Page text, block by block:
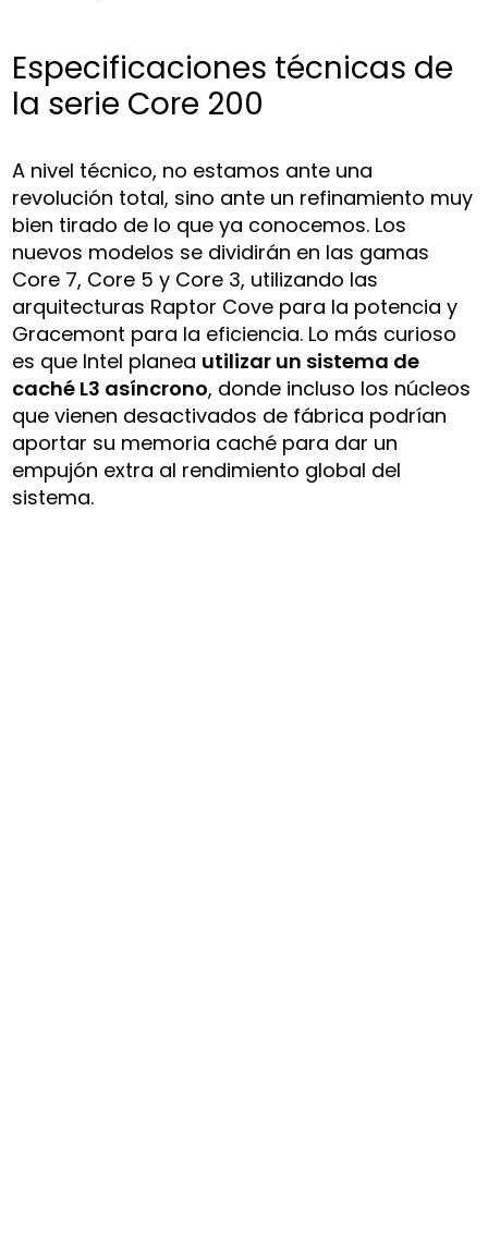
Especificaciones técnicas de
la serie Core 200
A nivel técnico, no estamos ante una
revolución total, sino ante un refinamiento muy
bien tirado de lo que ya conocemos. Los
nuevos modelos se dividirán en las gamas
Core 7, Core 5 y Core 3, utilizando las
arquitecturas Raptor Cove para la potencia y
Gracemont para la eficiencia. Lo más curioso
es que Intel planea utilizar un sistema de
caché L3 asíncrono, donde incluso los núcleos
que vienen desactivados de fábrica podrían
aportar su memoria caché para dar un
empujón extra al rendimiento global del
sistema.